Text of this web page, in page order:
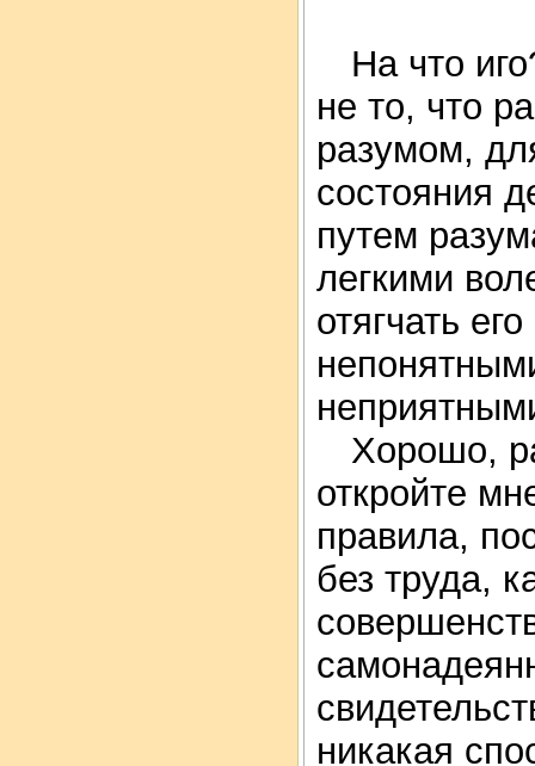
На что
не то, что
разумом,
состояния
путем
легкими
отягчать
Хорошо,
откройте
правила,
без труда,
никакая